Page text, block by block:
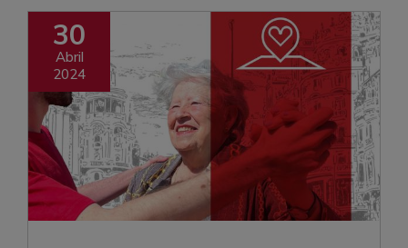
30
Abril
2024